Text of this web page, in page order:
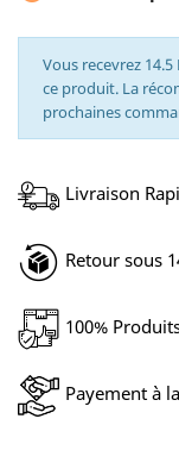
Vous recevrez
ce produit. La
prochaines
Livraison
Retour sous
100%
Payement à